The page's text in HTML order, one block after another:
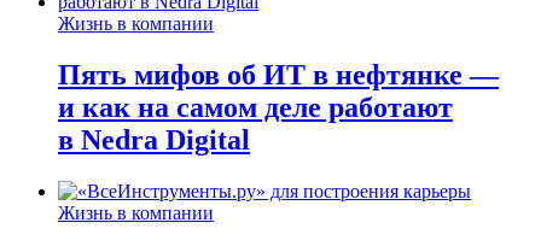
Жизнь в компании
Пять мифов об ИТ в нефтянке —
и как на самом деле работают
в Nedra Digital
Жизнь в компании